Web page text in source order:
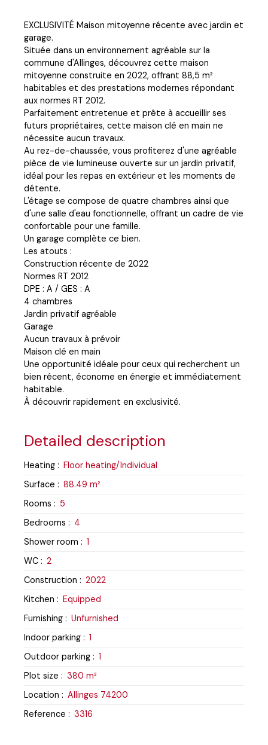
EXCLUSIVITÉ Maison mitoyenne récente avec jardin et
garage.
Située dans un environnement agréable sur la
commune d'Allinges, découvrez cette maison
mitoyenne construite en 2022, offrant 88,5 m²
habitables et des prestations modernes répondant
aux normes RT 2012.
Parfaitement entretenue et prête à accueillir ses
futurs propriétaires, cette maison clé en main ne
nécessite aucun travaux.
Au rez-de-chaussée, vous profiterez d'une agréable
pièce de vie lumineuse ouverte sur un jardin privatif,
idéal pour les repas en extérieur et les moments de
détente.
L'étage se compose de quatre chambres ainsi que
d'une salle d'eau fonctionnelle, offrant un cadre de vie
confortable pour une famille.
Un garage complète ce bien.
Les atouts :
Construction récente de 2022
Normes RT 2012
DPE : A / GES : A
4 chambres
Jardin privatif agréable
Garage
Aucun travaux à prévoir
Maison clé en main
Une opportunité idéale pour ceux qui recherchent un
bien récent, économe en énergie et immédiatement
habitable.
À découvrir rapidement en exclusivité.
Detailed description
Heating : Floor heating/Individual
Surface : 88.49 m²
Rooms : 5
Bedrooms : 4
Shower room : 1
WC : 2
Construction : 2022
Kitchen : Equipped
Furnishing : Unfurnished
Indoor parking : 1
Outdoor parking : 1
Plot size : 380 m²
Location : Allinges 74200
Reference : 3316